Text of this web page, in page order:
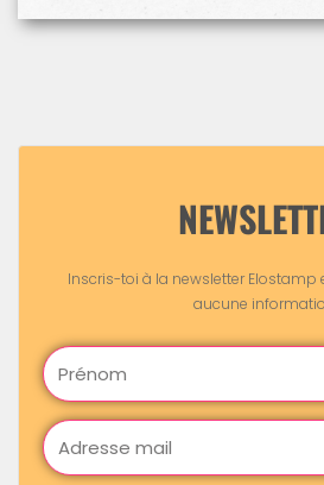
Inscris-toi à la newsletter
aucune